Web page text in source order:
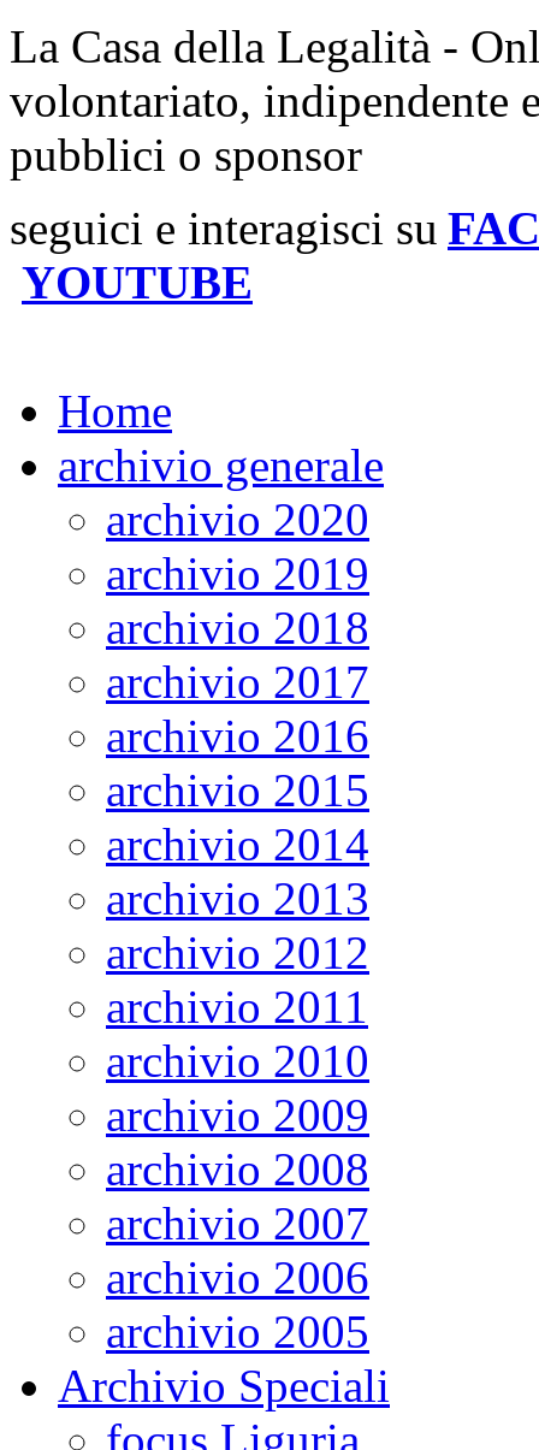
La Casa della Legalità -
volontariato, indipendente
pubblici o sponsor
seguici e interagisci su
YOUTUBE
Home
archivio generale
archivio 2020
archivio 2019
archivio 2018
archivio 2017
archivio 2016
archivio 2015
archivio 2014
archivio 2013
archivio 2012
archivio 2011
archivio 2010
archivio 2009
archivio 2008
archivio 2007
archivio 2006
archivio 2005
Archivio Speciali